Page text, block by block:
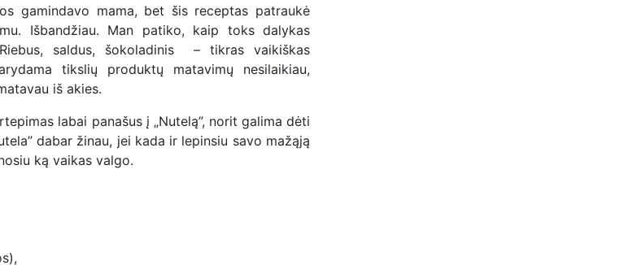
gamindavo mama, bet šis receptas patraukė
Išbandžiau. Man patiko, kaip toks dalykas
saldus, šokoladinis – tikras vaikiškas
tikslių produktų matavimų nesilaikiau,
iš akies.
labai panašus į „Nutelą”, norit galima dėti
dabar žinau, jei kada ir lepinsiu savo mažąją
ką vaikas valgo.